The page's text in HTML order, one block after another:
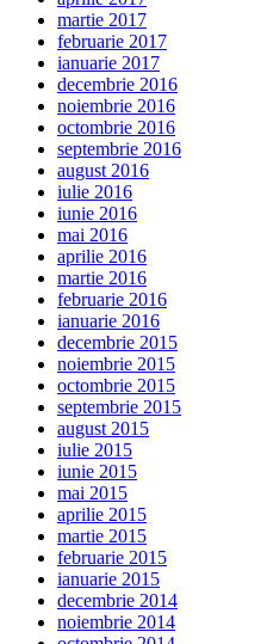
martie 2017
februarie 2017
ianuarie 2017
decembrie 2016
noiembrie 2016
octombrie 2016
septembrie 2016
august 2016
iulie 2016
iunie 2016
mai 2016
aprilie 2016
martie 2016
februarie 2016
ianuarie 2016
decembrie 2015
noiembrie 2015
octombrie 2015
septembrie 2015
august 2015
iulie 2015
iunie 2015
mai 2015
aprilie 2015
martie 2015
februarie 2015
ianuarie 2015
decembrie 2014
noiembrie 2014